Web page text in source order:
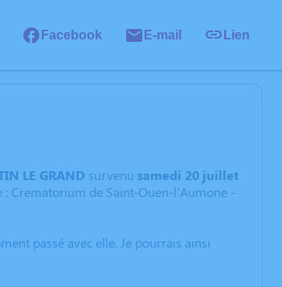
Facebook E-mail Lien
LE GRAND survenu samedi 20 juillet
: Crematorium de Saint-Ouen-l'Aumone -
passé avec elle. Je pourrais ainsi